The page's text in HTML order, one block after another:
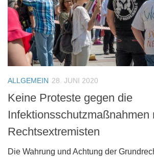
ALLGEMEIN 28. JUNI 2020
Keine Proteste gegen die
Infektionsschutzmaßnahmen
Rechtsextremisten
Die Wahrung und Achtung der